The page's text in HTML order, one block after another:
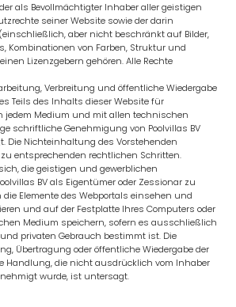
als Bevollmächtigter Inhaber aller geistigen
seiner Website sowie der darin
aber nicht beschränkt auf Bilder,
Kombinationen von Farben, Struktur und
Lizenzgebern gehören. Alle Rechte
Verbreitung und öffentliche Wiedergabe
Teils des Inhalts dieser Website für
jedem Medium und mit allen technischen
schriftliche Genehmigung von Poolvillas BV
Die Nichteinhaltung des Vorstehenden
zu entsprechenden rechtlichen Schritten.
die geistigen und gewerblichen
BV als Eigentümer oder Zessionar zu
die Elemente des Webportals einsehen und
und auf der Festplatte Ihres Computers oder
Medium speichern, sofern es ausschließlich
privaten Gebrauch bestimmt ist. Die
Übertragung oder öffentliche Wiedergabe der
Handlung, die nicht ausdrücklich vom Inhaber
wurde, ist untersagt.